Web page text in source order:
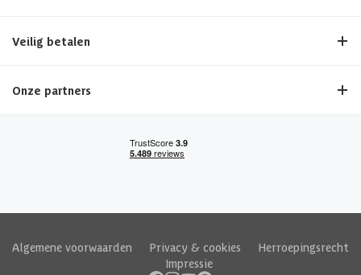
Veilig betalen
Onze partners
Algemene voorwaarden Privacy & cookies
Herroepingsrecht
Impressie